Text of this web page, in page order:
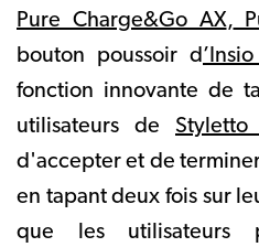
Pure Charge&Go AX,
bouton poussoir d
fonction innovante de
utilisateurs de Styletto
d'accepter et de
en tapant deux fois sur
que les utilisateurs